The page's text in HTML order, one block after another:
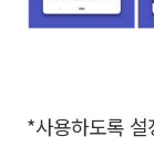
*사용하도록